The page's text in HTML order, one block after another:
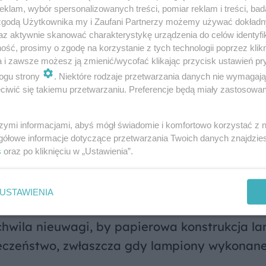
dzieciach? Tak zabezpiecz choinkę
Tego nie przewidzisz
zaczyna się tłok w kościelnej ławce.
w rękach dziecka to ryzyko, którego
konkretne:
nieuwagi, by papierowa konstrukcja
zwłaszcza gdy lampiony
wybór spersonalizowanych treści, pomiar reklam i treści,
Użytkownika my i Zaufani Partnerzy możemy używać
aktywnie skanować charakterystykę urządzenia do celów
prosimy o zgodę na korzystanie z tych technologii poprzez
i zawsze możesz ją zmienić/wycofać klikając przycisk ustawień
strony
. Niektóre rodzaje przetwarzania danych nie
się takiemu przetwarzaniu. Preferencje będą miały
informacjami, abyś mógł świadomie i komfortowo korzystać z
informacje dotyczące przetwarzania Twoich danych
oraz po kliknięciu w „Ustawienia”.
USTAWIENIA